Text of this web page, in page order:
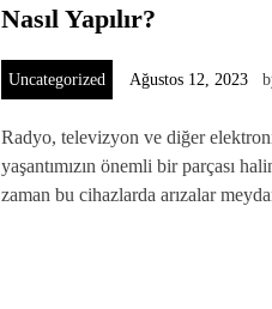
Nasıl Yapılır?
Uncategorized Ağustos 12, 2023
Radyo, televizyon ve diğer
yaşantımızın önemli bir parçası
zaman bu cihazlarda arızalar